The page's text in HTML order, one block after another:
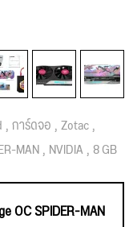
การ์ดจอ Zotac
MAN NVIDIA 8 GB
OC SPIDER-MAN